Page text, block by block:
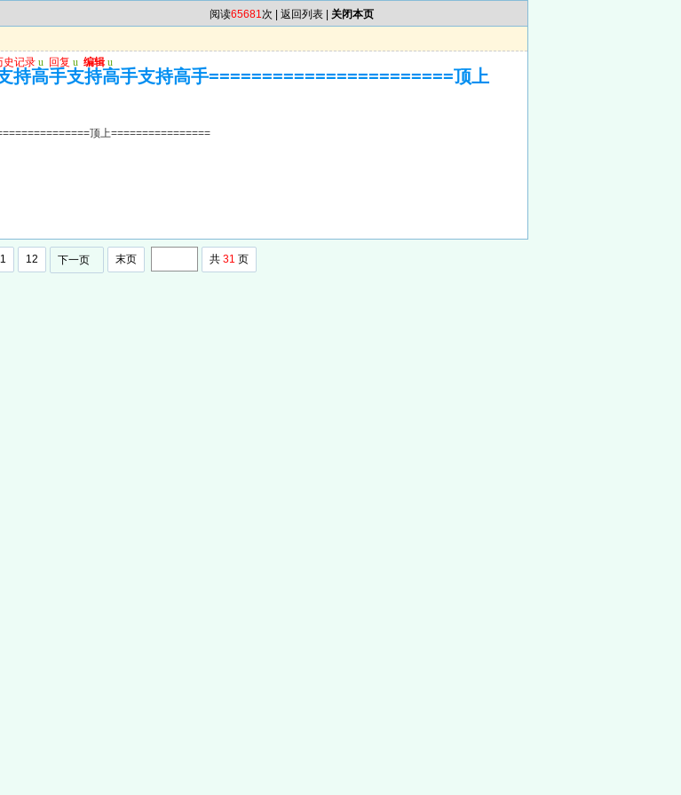
阅读65681次 | 返回列表 关闭本页
史记录 u 回复 u 编辑 u
持高手支持高手支持高手=======================顶上
顶上================
12 下一页 末页 共 31 页